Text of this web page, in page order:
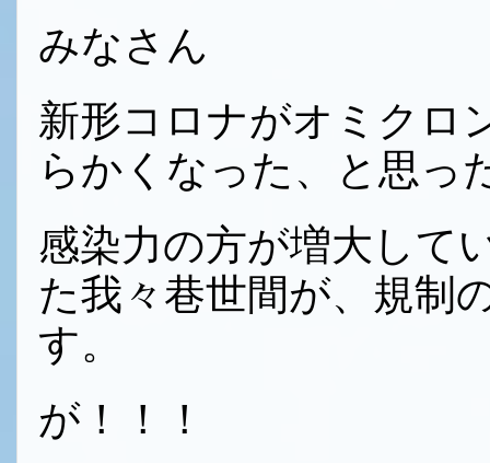
みなさん
新形コロナがオミクロ
らかくなった、と思っ
感染力の方が増大して
た我々巷世間が、規制
す。
が！！！